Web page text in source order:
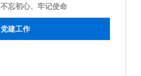
不忘初心、牢记使命
党建工作